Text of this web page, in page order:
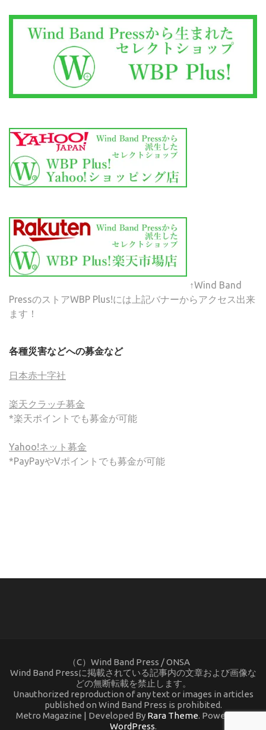
↑Wind Band
PressのストアWBP Plus!には上記バナーからアクセス出来
ます！
各種災害などへの募金など
日本赤十字社
楽天クラッチ募金
*楽天ポイントでも募金が可能
Yahoo!ネット募金
*PayPayやVポイントでも募金が可能
（C）Wind Band Press / ONSA
Wind Band Pressに掲載されている記事内の文章および画像な
どの無断転載を禁止します。
Unauthorized reproduction of any text or images in articles
published on Wind Band Press is prohibited.
Metro Magazine | Developed By Rara Theme. Powered by
WordPress.